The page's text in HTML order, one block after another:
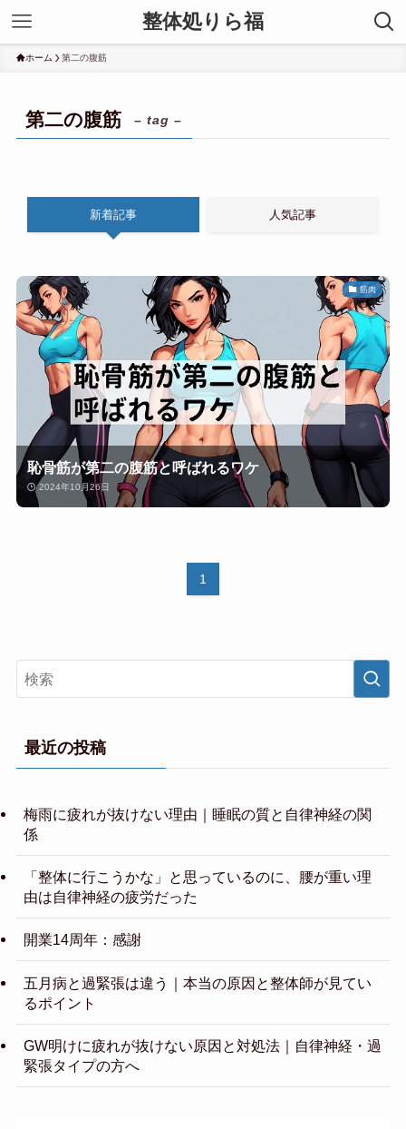
整体処りら福
ホーム 第二の腹筋
第二の腹筋 – tag –
新着記事 人気記事
筋肉
恥骨筋が第二の腹筋と呼ばれるワケ
2024年10月26日
1
最近の投稿
梅雨に疲れが抜けない理由｜睡眠の質と自律神経の関
係
「整体に行こうかな」と思っているのに、腰が重い理
由は自律神経の疲労だった
開業14周年：感謝
五月病と過緊張は違う｜本当の原因と整体師が見てい
るポイント
GW明けに疲れが抜けない原因と対処法｜自律神経・過
緊張タイプの方へ